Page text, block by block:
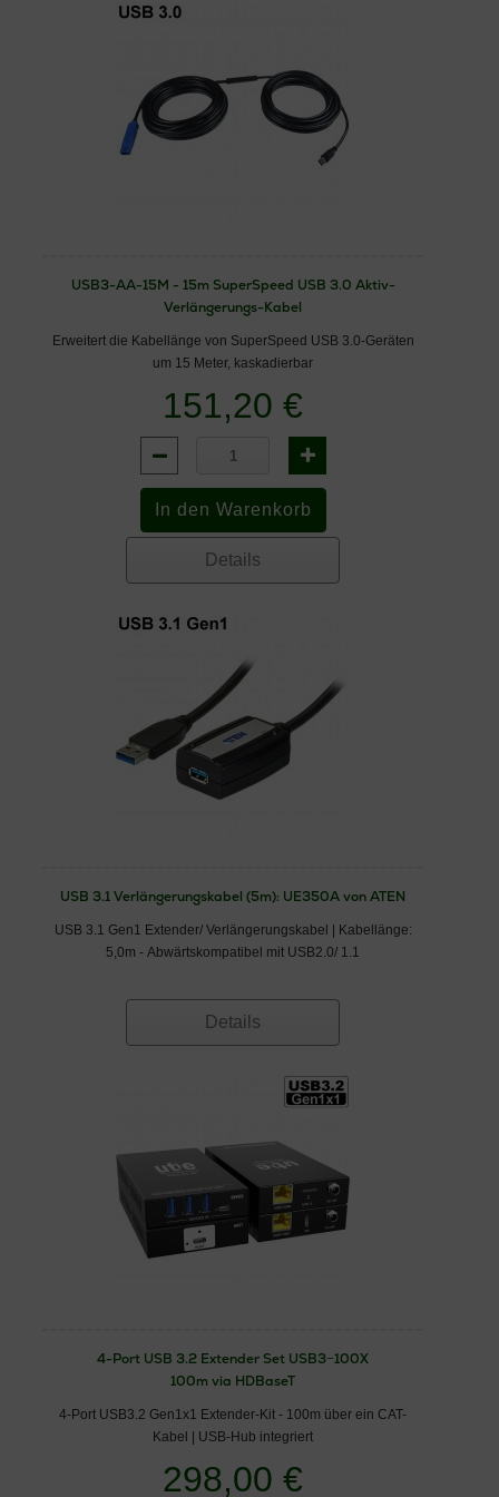
USB3-AA-15M - 15m SuperSpeed USB 3.0 Aktiv-
Verlängerungs-Kabel
Erweitert die Kabellänge von SuperSpeed USB 3.0-Geräten
um 15 Meter, kaskadierbar
151,20 €
Details
USB 3.1 Verlängerungskabel (5m): UE350A von ATEN
USB 3.1 Gen1 Extender/ Verlängerungskabel | Kabellänge:
5,0m - Abwärtskompatibel mit USB2.0/ 1.1
Details
4-Port USB 3.2 Extender Set USB3−100X
100m via HDBaseT
4-Port USB3.2 Gen1x1 Extender-Kit - 100m über ein CAT-
Kabel | USB-Hub integriert
298,00 €